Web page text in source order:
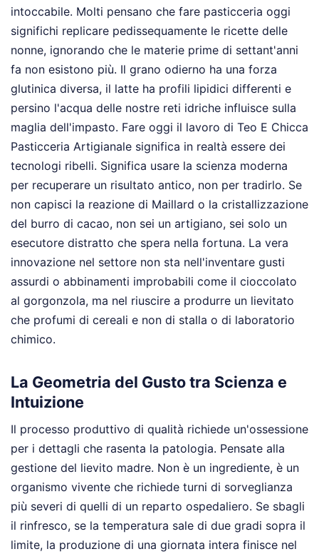
intoccabile. Molti pensano che fare pasticceria oggi
significhi replicare pedissequamente le ricette delle
nonne, ignorando che le materie prime di settant'anni
fa non esistono più. Il grano odierno ha una forza
glutinica diversa, il latte ha profili lipidici differenti e
persino l'acqua delle nostre reti idriche influisce sulla
maglia dell'impasto. Fare oggi il lavoro di Teo E Chicca
Pasticceria Artigianale significa in realtà essere dei
tecnologi ribelli. Significa usare la scienza moderna
per recuperare un risultato antico, non per tradirlo. Se
non capisci la reazione di Maillard o la cristallizzazione
del burro di cacao, non sei un artigiano, sei solo un
esecutore distratto che spera nella fortuna. La vera
innovazione nel settore non sta nell'inventare gusti
assurdi o abbinamenti improbabili come il cioccolato
al gorgonzola, ma nel riuscire a produrre un lievitato
che profumi di cereali e non di stalla o di laboratorio
chimico.
La Geometria del Gusto tra Scienza e
Intuizione
Il processo produttivo di qualità richiede un'ossessione
per i dettagli che rasenta la patologia. Pensate alla
gestione del lievito madre. Non è un ingrediente, è un
organismo vivente che richiede turni di sorveglianza
più severi di quelli di un reparto ospedaliero. Se sbagli
il rinfresco, se la temperatura sale di due gradi sopra il
limite, la produzione di una giornata intera finisce nel